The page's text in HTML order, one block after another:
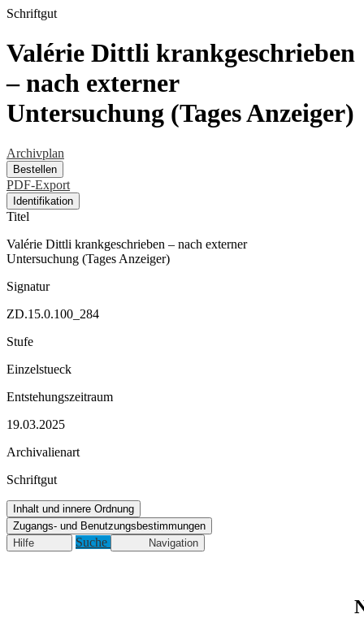
Schriftgut
Valérie Dittli krankgeschrieben
– nach externer
Untersuchung (Tages Anzeiger)
Archivplan
Bestellen
PDF-Export
Identifikation
Titel
Valérie Dittli krankgeschrieben – nach externer
Untersuchung (Tages Anzeiger)
Signatur
ZD.15.0.100_284
Stufe
Einzelstueck
Entstehungszeitraum
19.03.2025
Archivalienart
Schriftgut
Inhalt und innere Ordnung
Zugangs- und Benutzungsbestimmungen
Hilfe
Suche Navigation